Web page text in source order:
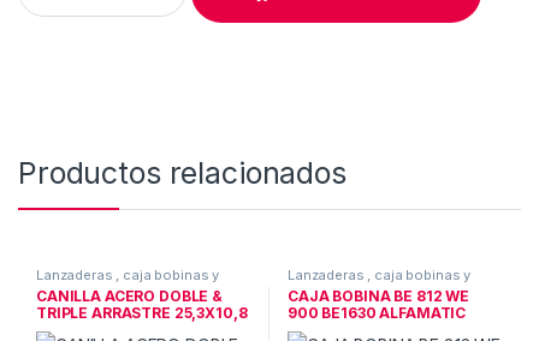
Productos relacionados
Lanzaderas , caja bobinas y
canillas ,RECAMBIOS &
ACCESORIOS
CANILLA ACERO DOBLE &
TRIPLE ARRASTRE 25,3X10,8
Lanzaderas , caja bobinas y
canillas,RECAMBIOS &
ACCESORIOS
CAJA BOBINA BE 812 WE
900 BE1630 ALFAMATIC
ABIERTA